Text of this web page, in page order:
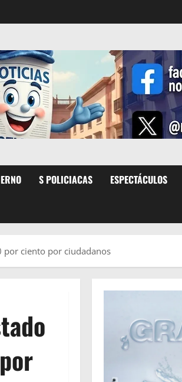
S POLICIACAS ESPECTÁCULOS
por ciento por ciudadanos